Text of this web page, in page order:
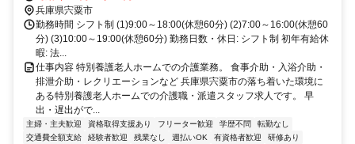
兵庫県宍粟市
勤務時間 シフト制 (1)9:00～18:00(休憩60分) (2)7:00～16:00(休憩60
分) (3)10:00～19:00(休憩60分) 勤務日数・休日: シフト制 初年有給休
暇: 法...
仕事内容 特別養護老人ホームでの介護業務。 食事介助・入浴介助・
排泄介助・レクリエーションなど 兵庫県宍粟市の落ち着いた環境に
ある特別養護老人ホームでの介護職・派遣スタッフ求人です。 早
出・遅出がで...
主婦・主夫歓迎 資格取得支援あり フリーター歓迎 学歴不問
転勤なし
交通費全額支給
経験者歓迎 残業なし 週払いOK 有資格者歓迎
研修あり